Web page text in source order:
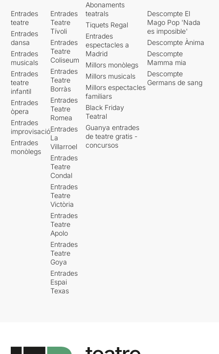
Entrades
teatre
Entrades
dansa
Entrades
musicals
Entrades
teatre
infantil
Entrades
òpera
Entrades
improvisació
Entrades
monòlegs
Entrades
Teatre
Tívoli
Entrades
Teatre
Coliseum
Entrades
Teatre
Borràs
Entrades
Teatre
Romea
Entrades
La
Villarroel
Entrades
Teatre
Condal
Entrades
Teatre
Victòria
Entrades
Teatre
Apolo
Entrades
Teatre
Goya
Entrades
Espai
Texas
Abonaments
teatrals
Tiquets Regal
Entrades
espectacles a
Madrid
Millors monòlegs
Millors musicals
Millors espectacles
familiars
Black Friday
Teatral
Guanya entrades
de teatre gratis -
concursos
Descompte El
Mago Pop 'Nada
es imposible'
Descompte Ànima
Descompte
Mamma mia
Descompte
Germans de sang